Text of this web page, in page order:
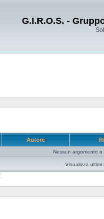
G.I.R.O.S. -
Autore
Nessun argomento o
Visualizza ultimi